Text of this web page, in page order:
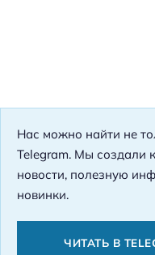
Нас можно найти не
Telegram. Мы создали
новости, полезную
новинки.
ЧИТАТЬ В